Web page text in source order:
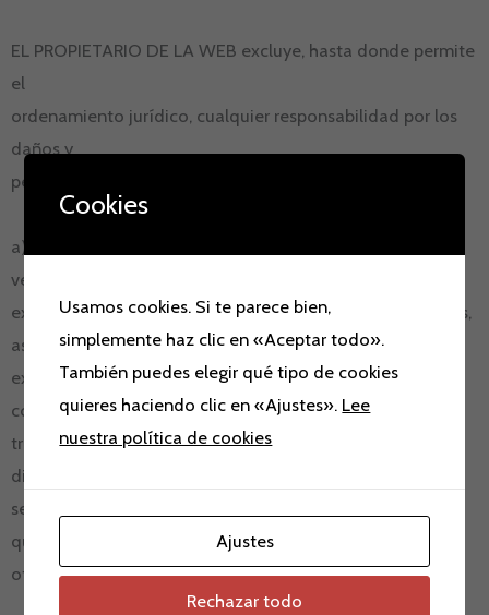
EL PROPIETARIO DE LA WEB excluye, hasta donde permite
el
ordenamiento jurídico, cualquier responsabilidad por los
daños y
perjuicios de toda naturaleza derivados de:
a) La imposibilidad de acceso al sitio web o la falta de
veracidad,
exactitud, exhaustividad y/o actualidad de los contenidos,
así como la
existencia de vicios y defectos de toda clase de los
contenidos
transmitidos, difundidos, almacenados, puestos a
disposición, a los que
se haya accedido a través del sitio web o de los servicios
que se
ofrecen.
Cookies
Usamos cookies. Si te parece bien,
simplemente haz clic en «Aceptar todo».
También puedes elegir qué tipo de cookies
quieres haciendo clic en «Ajustes». Lee
nuestra política de cookies
Ajustes
Rechazar todo